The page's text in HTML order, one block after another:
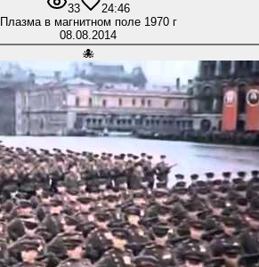
33 24:46
Плазма в магнитном поле 1970 г
08.08.2014
🐙